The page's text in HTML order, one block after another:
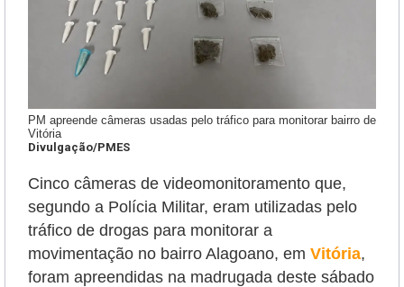
PM apreende câmeras usadas pelo tráfico para monitorar bairro de
Vitória
Divulgação/PMES
Cinco câmeras de videomonitoramento que,
segundo a Polícia Militar, eram utilizadas pelo
tráfico de drogas para monitorar a
movimentação no bairro Alagoano, em Vitória,
foram apreendidas na madrugada deste sábado